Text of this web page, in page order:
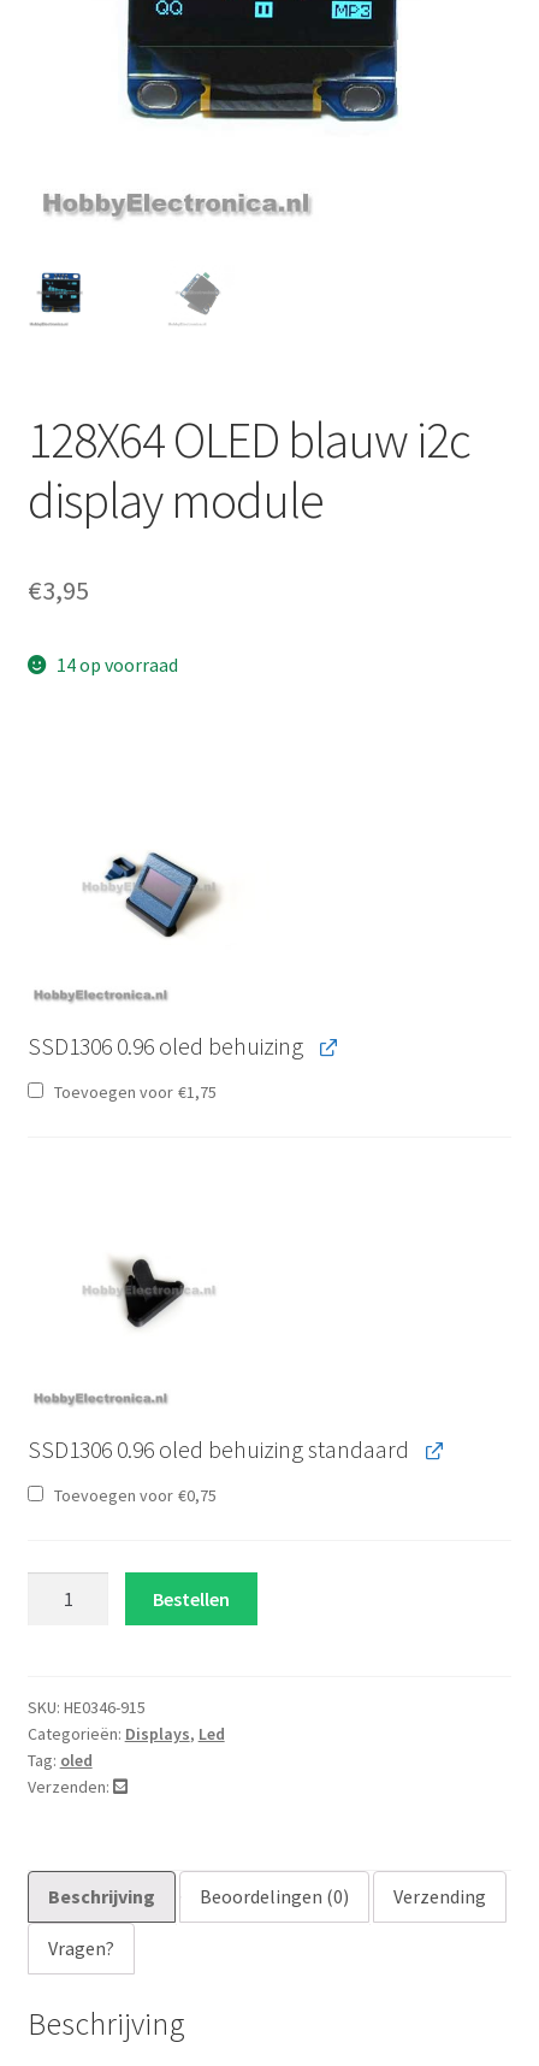
128X64 OLED blauw i2c
display module
€3,95
14 op voorraad
SSD1306 0.96 oled behuizing
Toevoegen voor €1,75
SSD1306 0.96 oled behuizing standaard
Toevoegen voor €0,75
display
module
aantal
Bestellen
SKU: HE0346-915
Categorieën: Displays, Led
Tag: oled
Verzenden:
Beschrijving Beoordelingen (0) Verzending
Vragen?
Beschrijving